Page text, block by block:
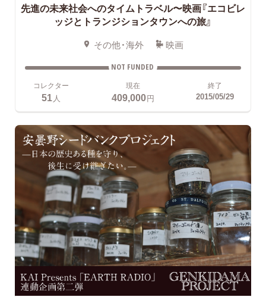
先進の未来社会へのタイムトラベル〜映画『エコビレ
ッジとトランジションタウンへの旅』
その他・海外 映画
NOT FUNDED
コレクター
51人
現在
409,000円
終了
2015/05/29